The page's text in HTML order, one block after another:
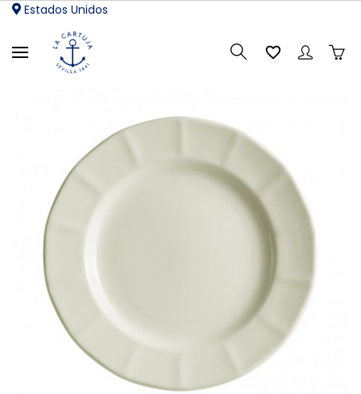
Estados Unidos
